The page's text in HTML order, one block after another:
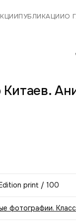
ПУБЛИКАЦИИО
print / 100
фотографии.